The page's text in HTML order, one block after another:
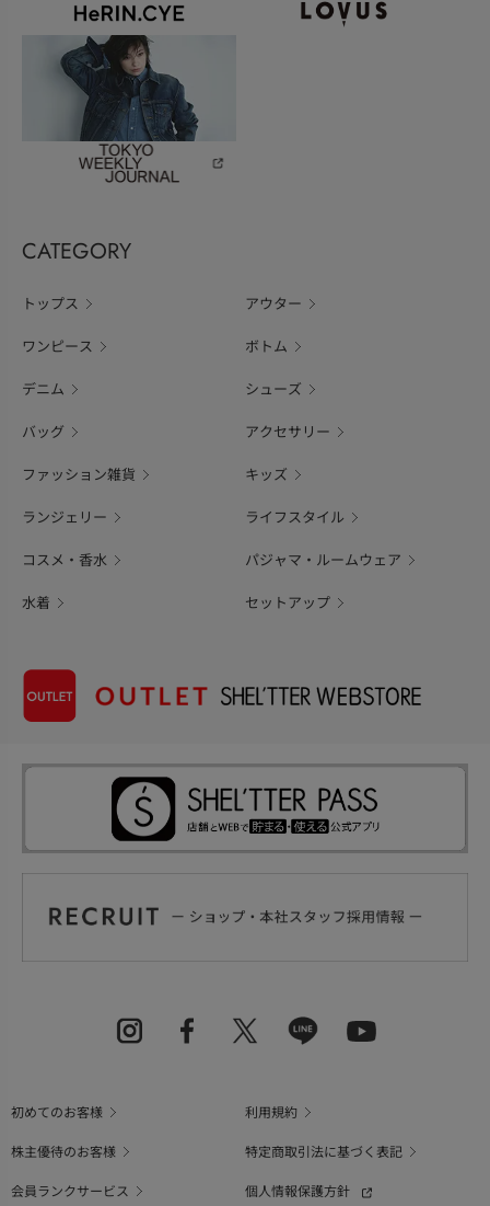
CATEGORY
トップス アウター
ワンピース ボトム
デニム シューズ
バッグ アクセサリー
ファッション雑貨 キッズ
ランジェリー ライフスタイル
コスメ・香水 パジャマ・ルームウェア
水着 セットアップ
初めてのお客様
利用規約
株主優待のお客様
特定商取引法に基づく表記
会員ランクサービス
個人情報保護方針